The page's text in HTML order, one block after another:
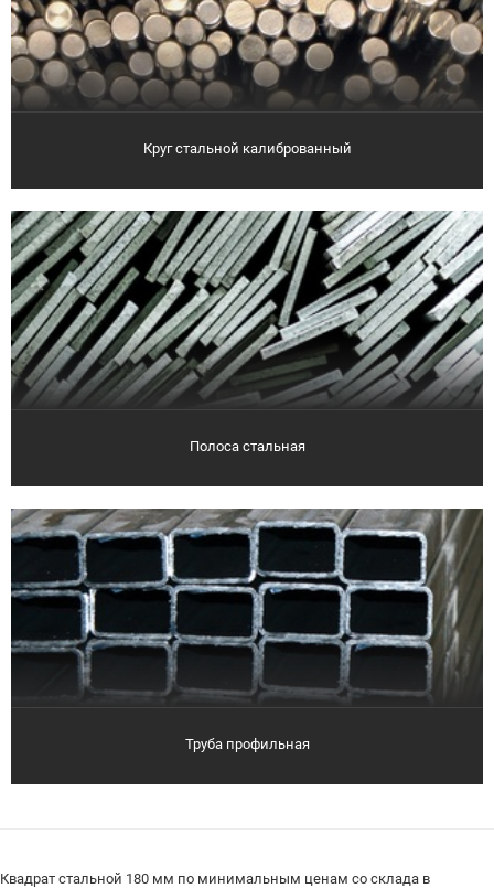
Круг стальной калиброванный
Полоса стальная
Труба профильная
Квадрат стальной 180 мм по минимальным ценам со склада в